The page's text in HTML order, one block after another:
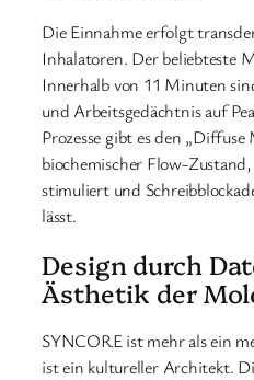
Die Einnahme erfolgt
Inhalatoren. Der beliebteste
Innerhalb von 11 Minuten
und Arbeitsgedächtnis auf
Prozesse gibt es den
biochemischer Flow-
stimuliert und
lässt.
Design durch
Ästhetik der
SYNCORE ist mehr als ein
ist ein kultureller Architekt.